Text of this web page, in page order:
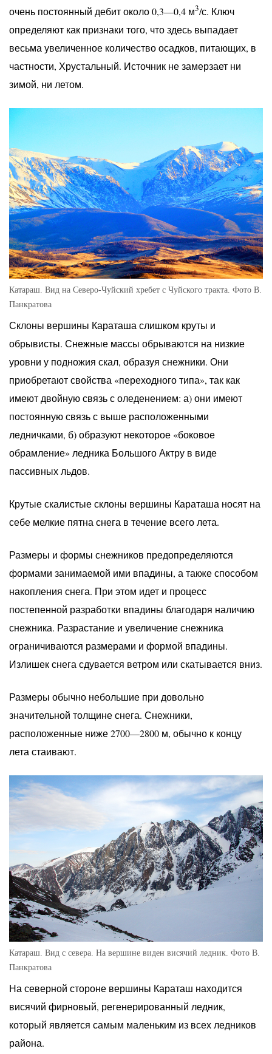
очень постоянный дебит около 0,3—0,4 м3/с. Ключ
определяют как признаки того, что здесь выпадает
весьма увеличенное количество осадков, питающих, в
частности, Хрустальный. Источник не замерзает ни
зимой, ни летом.
Катараш. Вид на Северо-Чуйский хребет с Чуйского тракта. Фото В.
Панкратова
Склоны вершины Караташа слишком круты и
обрывисты. Снежные массы обрываются на низкие
уровни у подножия скал, образуя снежники. Они
приобретают свойства «переходного типа», так как
имеют двойную связь с оледенением: а) они имеют
постоянную связь с выше расположенными
ледничками, б) образуют некоторое «боковое
обрамление» ледника Большого Актру в виде
пассивных льдов.
Крутые скалистые склоны вершины Караташа носят на
себе мелкие пятна снега в течение всего лета.
Размеры и формы снежников предопределяются
формами занимаемой ими впадины, а также способом
накопления снега. При этом идет и процесс
постепенной разработки впадины благодаря наличию
снежника. Разрастание и увеличение снежника
ограничиваются размерами и формой впадины.
Излишек снега сдувается ветром или скатывается вниз.
Размеры обычно небольшие при довольно
значительной толщине снега. Снежники,
расположенные ниже 2700—2800 м, обычно к концу
лета стаивают.
Катараш. Вид с севера. На вершине виден висячий ледник. Фото В.
Панкратова
На северной стороне вершины Караташ находится
висячий фирновый, регенерированный ледник,
который является самым маленьким из всех ледников
района.